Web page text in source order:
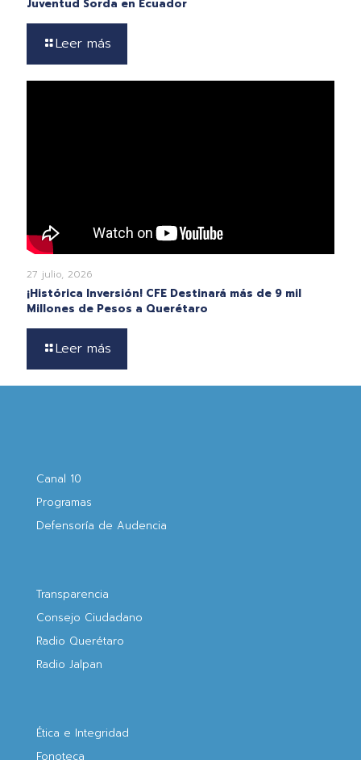
Juventud Sorda en Ecuador
Leer más
27 julio, 2026
¡Histórica Inversión! CFE Destinará más de 9 mil
Millones de Pesos a Querétaro
Leer más
Canal 10
Programas
Defensoría de Audencia
Transparencia
Consejo Ciudadano
Radio Querétaro
Radio Jalpan
Ética e Integridad
Fonoteca